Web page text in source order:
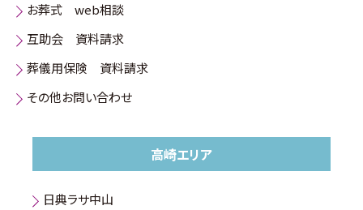
お葬式 web相談
互助会 資料請求
葬儀用保険 資料請求
その他お問い合わせ
高崎エリア
日典ラサ中山